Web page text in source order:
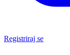
Registriraj se